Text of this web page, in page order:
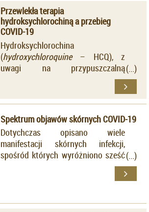
Przewlekła terapia
hydroksychlorochiną a przebieg
COVID-19
Hydroksychlorochina
(hydroxychloroquine– HCQ), z
uwagi na przypuszczalną
skuteczność w leczeniu infekcji
COVID-19, przez krótki okres
pandemii koronawirusa SARS-CoV-
2 była przedmiotem
zainteresowania wielu badaczy.
Spektrum objawów skórnych COVID-19
Dotychczas opisano wiele
manifestacji skórnych infekcji,
spośród których wyróżniono sześć